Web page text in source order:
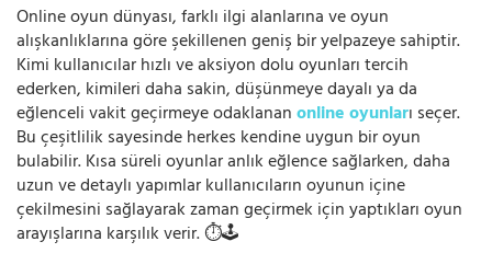
Online oyun dünyası, farklı ilgi alanlarına ve oyun
alışkanlıklarına göre şekillenen geniş bir yelpazeye sahiptir.
Kimi kullanıcılar hızlı ve aksiyon dolu oyunları tercih
ederken, kimileri daha sakin, düşünmeye dayalı ya da
eğlenceli vakit geçirmeye odaklananonline oyunları seçer.
Bu çeşitlilik sayesinde herkes kendine uygun bir oyun
bulabilir. Kısa süreli oyunlar anlık eğlence sağlarken, daha
uzun ve detaylı yapımlar kullanıcıların oyunun içine
çekilmesini sağlayarak zaman geçirmek için yaptıkları oyun
arayışlarına karşılık verir. ⏱️🕹️